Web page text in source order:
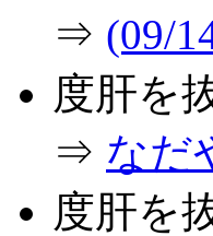
⇒ (09/
度肝を
⇒ なだ
度肝を